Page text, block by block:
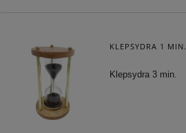
KLEPSYDRA 1 MIN.
Klepsydra 3 min.